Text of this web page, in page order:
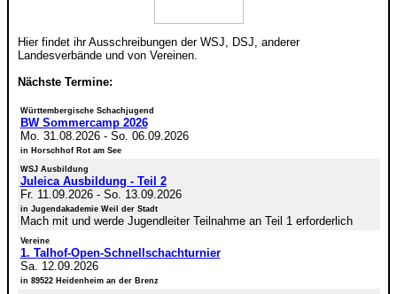
Hier findet ihr Ausschreibungen der WSJ, DSJ, anderer
Landesverbände und von Vereinen.
Nächste Termine:
Württembergische Schachjugend
BW Sommercamp 2026
Mo. 31.08.2026- So. 06.09.2026
in Horschhof Rot am See
WSJ Ausbildung
Juleica Ausbildung - Teil 2
Fr. 11.09.2026- So. 13.09.2026
in Jugendakademie Weil der Stadt
Mach mit und werde Jugendleiter Teilnahme an Teil 1 erforderlich
Vereine
1. Talhof-Open-Schnellschachturnier
Sa. 12.09.2026
in 89522 Heidenheim an der Brenz